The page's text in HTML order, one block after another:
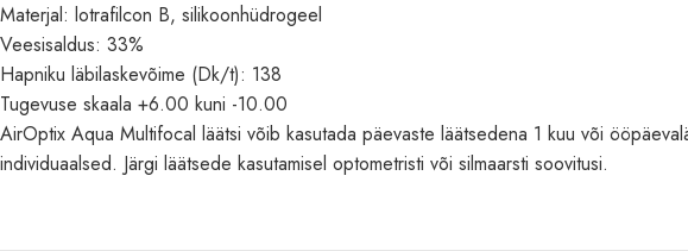
Materjal: lotrafilcon B, silikoonhüdrogeel
Veesisaldus: 33%
Hapniku läbilaskevõime (Dk/t): 138
Tugevuse skaala +6.00 kuni -10.00
AirOptix Aqua Multifocal läätsi võib kasutada päevaste läätsedena 1 kuu või
individuaalsed. Järgi läätsede kasutamisel optometristi või silmaarsti soovitusi.